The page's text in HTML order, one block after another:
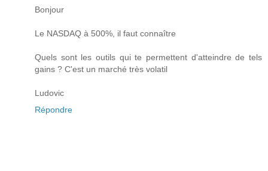
Bonjour
Le NASDAQ à 500%, il faut connaître
Quels sont les outils qui te permettent d'atteindre de tels
gains ? C'est un marché très volatil
Ludovic
Répondre